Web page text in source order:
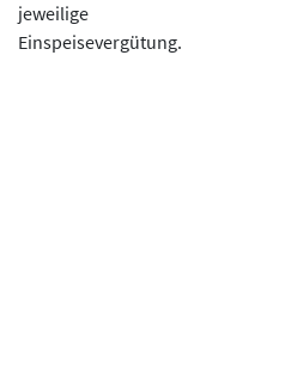
jeweilige
Einspeisevergütung.